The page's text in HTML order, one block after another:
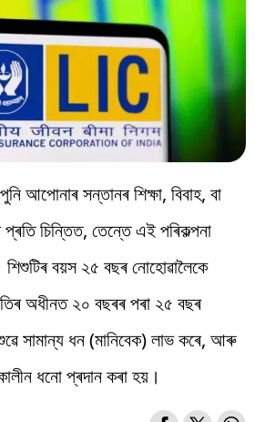
আপোনাৰ সন্তানৰ শিক্ষা, বিবাহ, বা
চিন্তিত, তেন্তে এই পৰিকল্পনা
বয়স ২৫ বছৰ নোহোৱালৈকে
অধীনত ২০ বছৰৰ পৰা ২৫ বছৰ
সামান্য ধন (মানিবেক) ​​লাভ কৰে, আৰু
ধনো প্ৰদান কৰা হয়।